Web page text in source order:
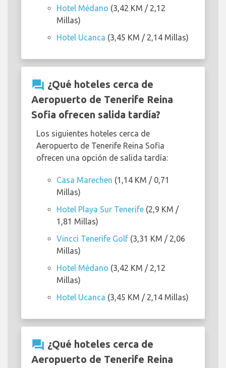
Hotel Médano (3,42 KM / 2,12
Millas)
Hotel Ucanca (3,45 KM / 2,14 Millas)
question_answer ¿Qué hoteles cerca de
Aeropuerto de Tenerife Reina
Sofia ofrecen salida tardía?
Los siguientes hoteles cerca de
Aeropuerto de Tenerife Reina Sofia
ofrecen una opción de salida tardía:
Casa Marechen (1,14 KM / 0,71
Millas)
Hotel Playa Sur Tenerife (2,9 KM /
1,81 Millas)
Vincci Tenerife Golf (3,31 KM / 2,06
Millas)
Hotel Médano (3,42 KM / 2,12
Millas)
Hotel Ucanca (3,45 KM / 2,14 Millas)
question_answer ¿Qué hoteles cerca de
Aeropuerto de Tenerife Reina